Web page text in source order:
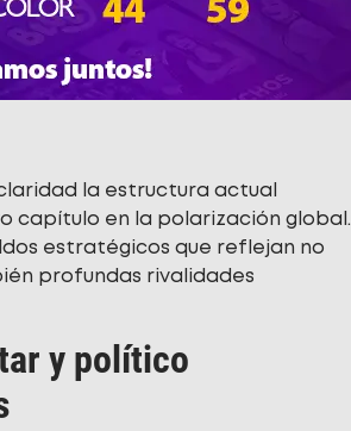
la estructura actual
capítulo en la polarización global.
estratégicos que reflejan no
profundas rivalidades
y político